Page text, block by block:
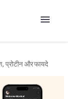
प्रोटीन और फायदे